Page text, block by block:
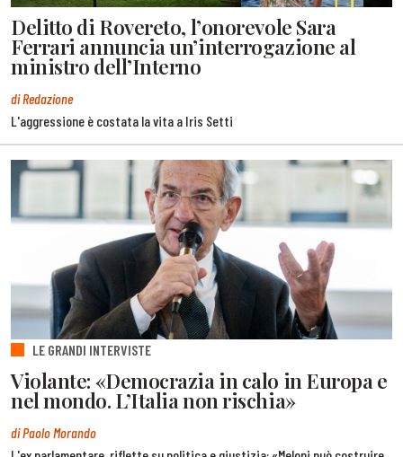
Delitto di Rovereto, l’onorevole Sara
Ferrari annuncia un’interrogazione al
ministro dell’Interno
di Redazione
L'aggressione è costata la vita a Iris Setti
LE GRANDI INTERVISTE
Violante: «Democrazia in calo in Europa e
nel mondo. L’Italia non rischia»
di Paolo Morando